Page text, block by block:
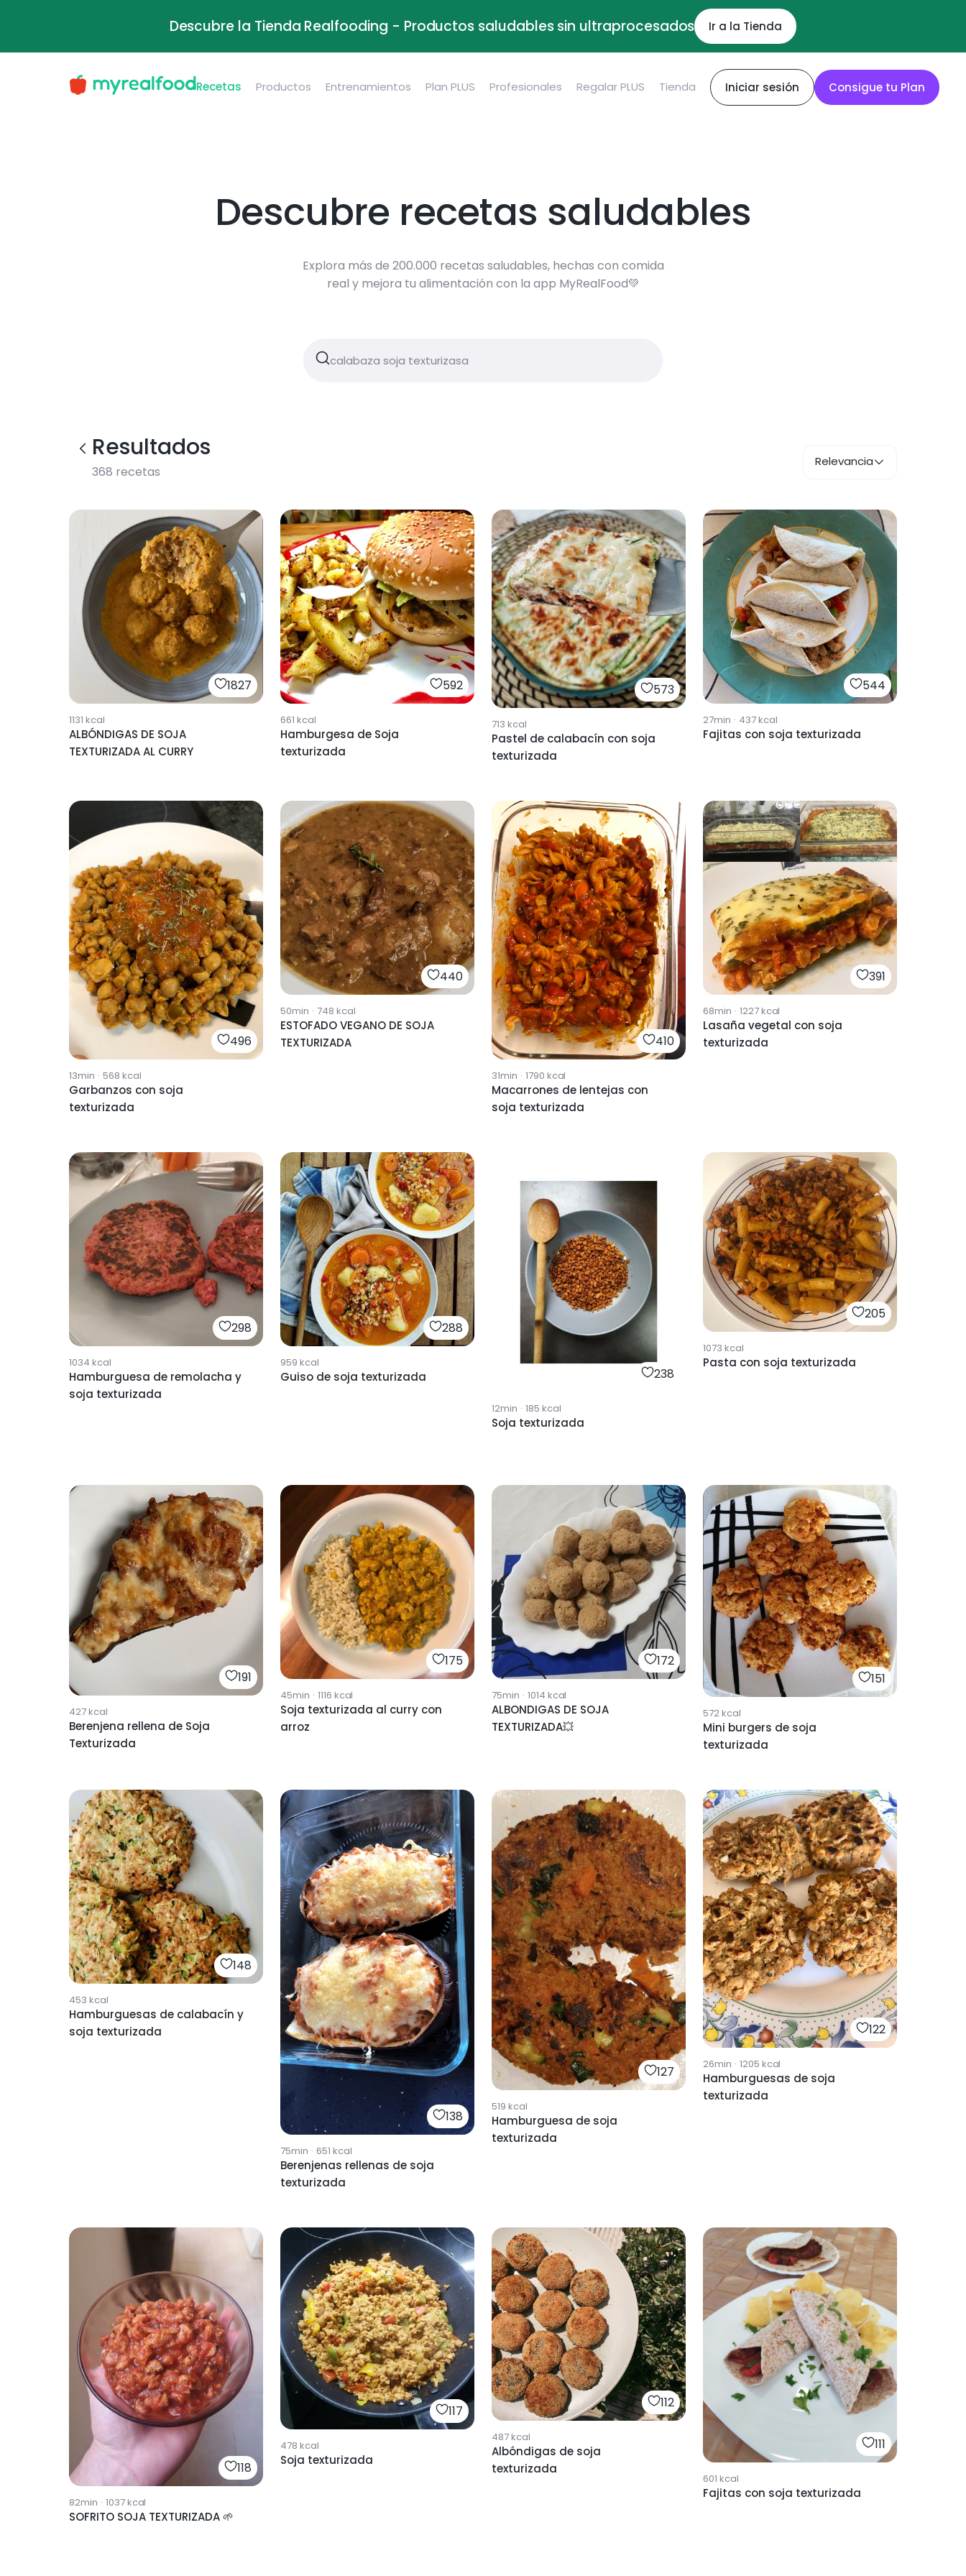
Descubre la Tienda Realfooding - Productos saludables sin ultraprocesados Ir a la Tienda
Recetas Productos Entrenamientos Plan PLUS Profesionales Regalar PLUS Tienda Iniciar sesión Consigue tu Plan
Descubre recetas saludables
Explora más de 200.000 recetas saludables, hechas con comida
real y mejora tu alimentación con la app MyRealFood💚
Resultados
368 recetas
Relevancia
1827
1131 kcal
ALBÓNDIGAS DE SOJA
TEXTURIZADA AL CURRY
592
661 kcal
Hamburgesa de Soja
texturizada
573
713 kcal
Pastel de calabacín con soja
texturizada
544
27min · 437kcal
Fajitas con soja texturizada
496
13min · 568 kcal
Garbanzos con soja
texturizada
440
50min · 748 kcal
ESTOFADO VEGANO DE SOJA
TEXTURIZADA
410
31min · 1790 kcal
Macarrones de lentejas con
soja texturizada
391
68min · 1227kcal
Lasaña vegetal con soja
texturizada
298
1034 kcal
Hamburguesa de remolacha y
soja texturizada
288
959 kcal
Guiso de soja texturizada 238
12min · 185 kcal
Soja texturizada
205
1073 kcal
Pasta con soja texturizada
191
427kcal
Berenjena rellena de Soja
Texturizada
175
45min · 1116 kcal
Soja texturizada al curry con
arroz
172
75min · 1014 kcal
ALBONDIGAS DE SOJA
TEXTURIZADA💥
151
572kcal
Mini burgers de soja
texturizada
148
453 kcal
Hamburguesas de calabacín y
soja texturizada
138
75min · 651 kcal
Berenjenas rellenas de soja
texturizada
127
519 kcal
Hamburguesa de soja
texturizada
122
26min · 1205 kcal
Hamburguesas de soja
texturizada
118
82min · 1037kcal
SOFRITO SOJA TEXTURIZADA 🌱
117
478 kcal
Soja texturizada
112
487kcal
Albóndigas de soja
texturizada
111
601 kcal
Fajitas con soja texturizada